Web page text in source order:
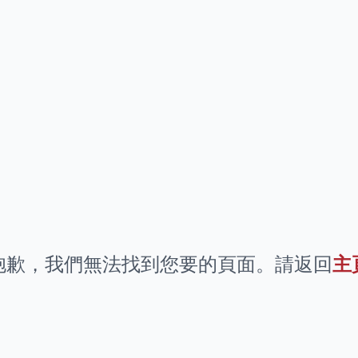
歉，我們無法找到您要的頁面。請返回主